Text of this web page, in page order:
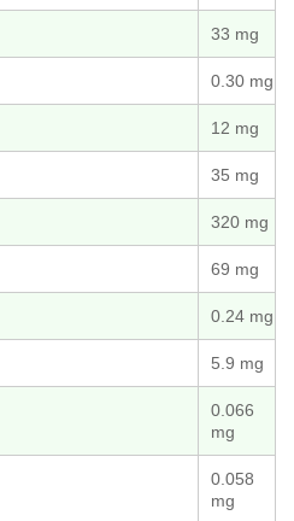
33 mg
0.30 mg
12 mg
35 mg
320 mg
69 mg
0.24 mg
5.9 mg
0.066
mg
0.058
mg